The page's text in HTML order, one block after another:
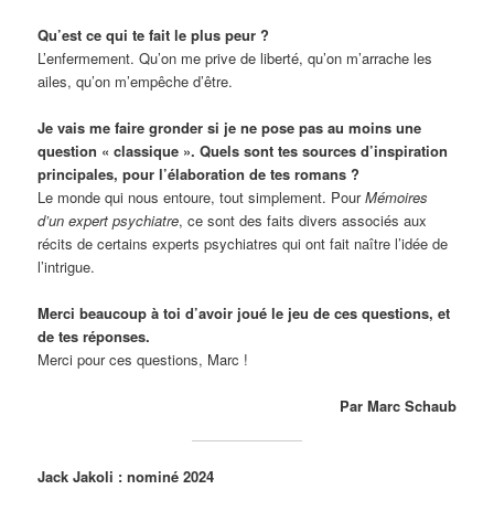
Qu’est ce qui te fait le plus peur ?
L’enfermement. Qu’on me prive de liberté, qu’on m’arrache les
ailes, qu’on m’empêche d’être.
Je vais me faire gronder si je ne pose pas au moins une
question « classique ». Quels sont tes sources d’inspiration
principales, pour l’élaboration de tes romans ?
Le monde qui nous entoure, tout simplement. PourMémoires
d’un expert psychiatre, ce sont des faits divers associés aux
récits de certains experts psychiatres qui ont fait naître l’idée de
l’intrigue.
Merci beaucoup à toi d’avoir joué le jeu de ces questions, et
de tes réponses.
Merci pour ces questions, Marc !
Par Marc Schaub
Jack Jakoli : nominé 2024